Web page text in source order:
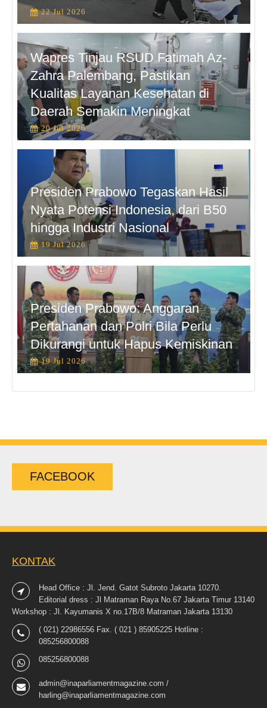
22 Jul 2026
Wapres Tinjau RSUD Fatimah Az-
Zahra Palembang, Pastikan
Kualitas Layanan Kesehatan di
Daerah Semakin Meningkat
20 Jul 2026
Presiden Prabowo Tegaskan Hasil
Nyata Potensi Indonesia, dari B50
hingga Industri Nasional
19 Jul 2026
Presiden Prabowo: Anggaran
Pertahanan dan Polri Bila Perlu
Dikurangi untuk Hapus Kemiskinan
19 Jul 2026
FACEBOOK
KONTAK
Head Office : Jl. Jend. Gatot Subroto Jakarta 10270.
Editorial dress : Jl Matraman Raya No.67 Jakarta Timur 13140
Workshop : Jl. Kayumanis X no.17B/8 Matraman Jakarta 13130
( 021) 22986556 Fax. ( 021 ) 85905225 Hotline :
085256800088
085256800088
admin@inaparliamentmagazine.com /
harling@inaparliamentmagazine.com